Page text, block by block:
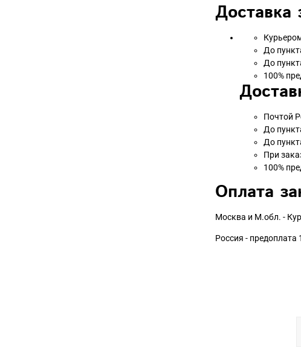
До
До
100%
Почтой
До
До
При
100%
Оплата
Москва и М.обл. -
Россия - предоплата